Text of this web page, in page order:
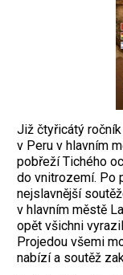
Již čtyřicátý
v Peru v hlavním
pobřeží Tichého
do vnitrozemí. Po
nejslavnější
v hlavním městě
opět všichni
Projedou všemi
nabízí a soutěž